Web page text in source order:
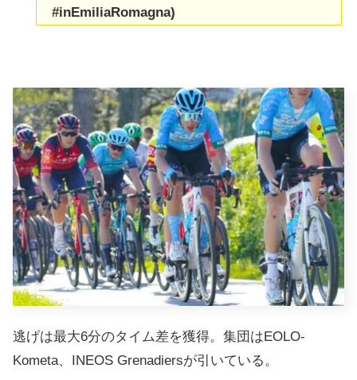
#inEmiliaRomagna)
逃げは最大6分のタイム差を獲得。集団はEOLO-
Kometa、INEOS Grenadiersが引いている。